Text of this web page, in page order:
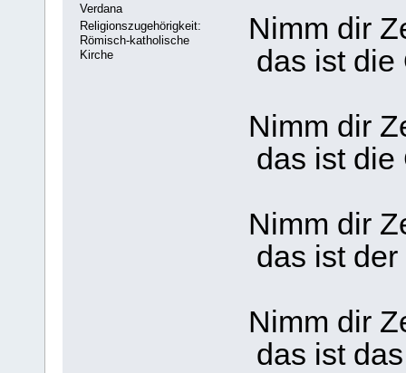
Verdana
Religionszugehörigkeit:
Römisch-katholische
Kirche
Nimm dir
das ist die
Nimm dir
das ist die
Nimm dir
das ist
Nimm dir
das ist